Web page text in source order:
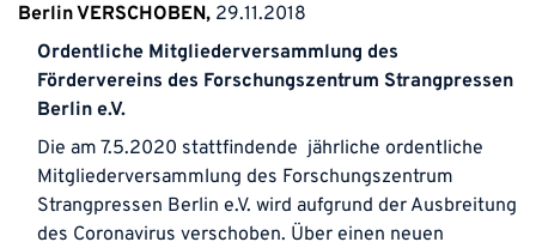
Berlin VERSCHOBEN 29.11.2018
Ordentliche Mitgliederversammlung des
Fördervereins des Forschungszentrum Strangpressen
Berlin e.V.
Die am 7.5.2020 stattfindende jährliche ordentliche
Mitgliederversammlung des Forschungszentrum
Strangpressen Berlin e.V. wird aufgrund der Ausbreitung
des Coronavirus verschoben. Über einen neuen